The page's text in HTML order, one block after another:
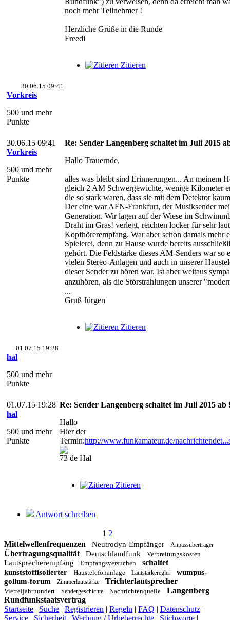
noch mehr Teilnehmer !
Herzliche Grüße in die Runde
Freedi
Zitieren
30.06.15 09:41
Vorkreis
500 und mehr
Punkte
30.06.15 09:41
Vorkreis
500 und mehr
Punkte
Re: Sender Langenberg schaltet im Juli 2015
Hallo Trauernde,
alles was bleibt sind Erinnerungen... An meinem
gleich 2 AM Schwergewichte, wenige Kilometer
die so stark waren, dass sie mit dem Detektor
Der eine war AFN-Frankfurt, der Musiksender
Generation. Wir lagen auf der Wiese im
Draht im Gras! verlegt, reichten locker für sehr
Kopfhörerempfang. War aber schon damals mehr
Spielerei, denn zu Hause wurde bereits
gehört. Die Feldstärke dieses AM-Senders war so
vielen Stereo-Anlagen und auch in unserer
dieser Sender zu hören war. Ist aber weitaus
anzuhören, als die Störstrahlungen unserer
...
Gruß Jürgen
Zitieren
01.07.15 19:28
hal
500 und mehr
Punkte
01.07.15 19:28
hal
500 und mehr
Punkte
Re: Sender Langenberg schaltet im Juli 2015 ab
Hallo
Hier der
Termin:http://www.funkamateur.de/
73 de Hal
Zitieren
Antwort schreiben
1 2
Mittelwellenfrequenzen
Neutrodyn-Empfänger Anpassübertrager
Übertragungsqualität Deutschlandfunk Verbreitungskosten
Lautsprecherempfang Empfangsversuchen schaltet
kunststoffisolierter Haustelefonanlage Lautstärkeregler
wumpus-
gollum-forum
Zimmerlautstärke Trichterlautsprecher
Vierteljahrhundert Sendergeschichte Nachrichtenquelle
Langenberg
Rundfunkstaatsvertrag
Startseite | Suche | Registrieren | Regeln | FAQ | Datenschutz |
Service | Sicherheit | Werbung / Urheberrechte | Stichworte |